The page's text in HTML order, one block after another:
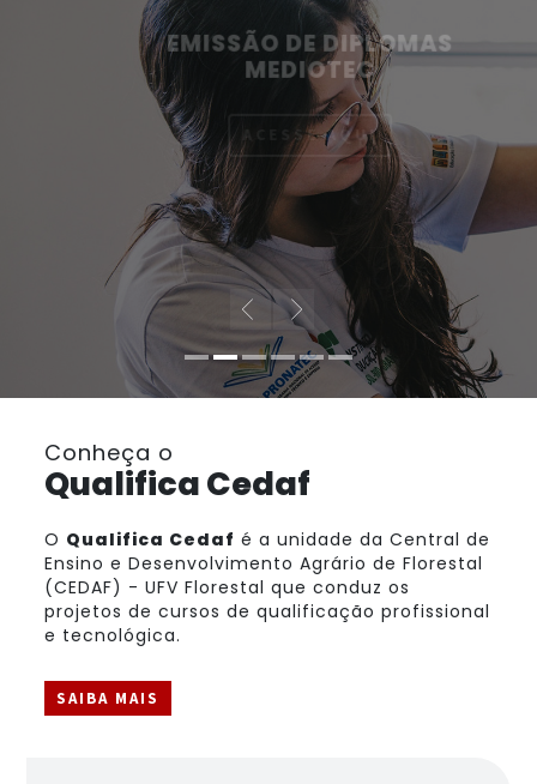
EMISSÃO DE DIPLOMAS
MEDIOTEC
ACESSE AQUI
Conheça o
Qualifica Cedaf
O Qualifica Cedaf é a unidade da Central de
Ensino e Desenvolvimento Agrário de Florestal
(CEDAF) - UFV Florestal que conduz os
projetos de cursos de qualificação profissional
e tecnológica.
SAIBA MAIS